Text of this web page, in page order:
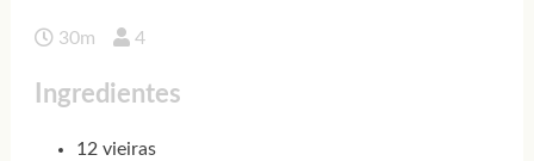
30m 4
Ingredientes
12 vieiras